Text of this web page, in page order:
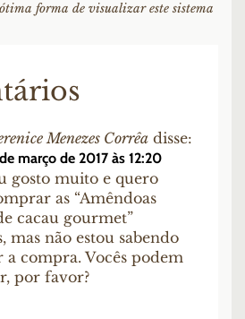
forma de visualizar este sistema
Menezes Corrêa disse:
março de 2017 às 12:20
gosto muito e quero
as “Amêndoas
cacau gourmet”
mas não estou sabendo
a compra. Vocês podem
por favor?